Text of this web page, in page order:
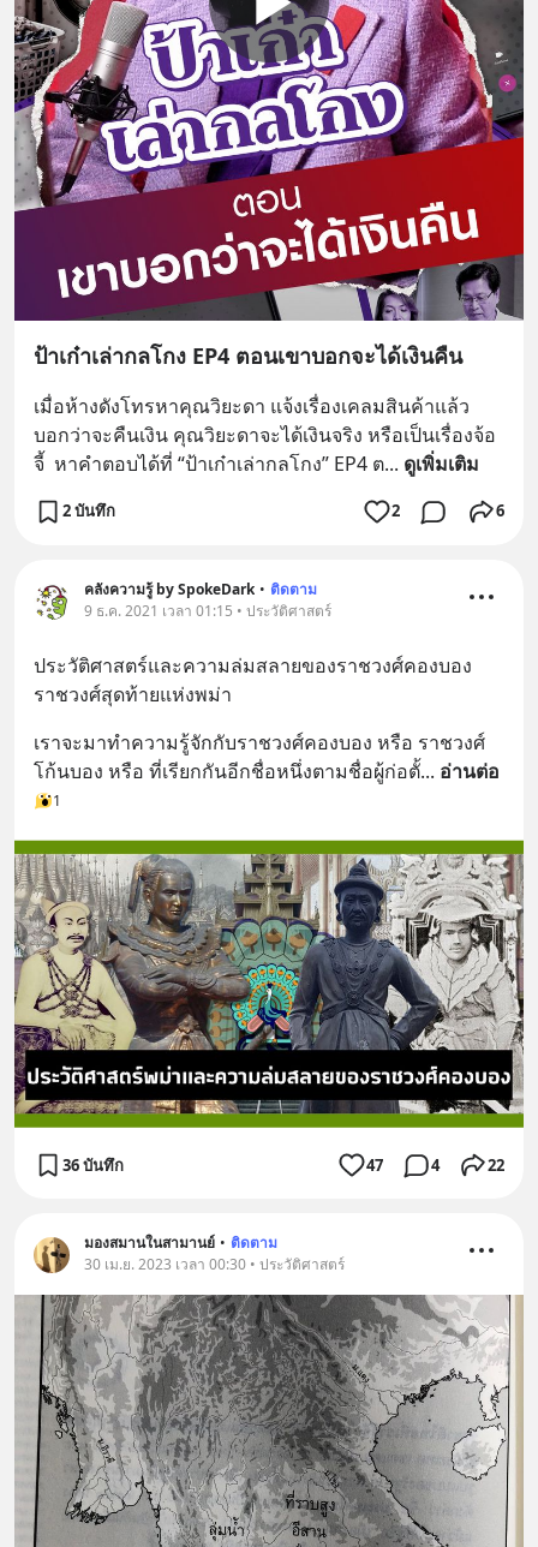
ป้าเก๋าเล่ากลโกง EP4 ตอนเขาบอกจะได้เงินคืน
เมื่อห้างดังโทรหาคุณวิยะดา แจ้งเรื่องเคลมสินค้าแล้ว
บอกว่าจะคืนเงิน คุณวิยะดาจะได้เงินจริง หรือเป็นเรื่องจ้อ
จี้  หาคำตอบได้ที่ “ป้าเก๋าเล่ากลโกง” EP4 ต... ดูเพิ่มเติม
2 บันทึก 2 6
คลังความรู้ by SpokeDark • ติดตาม
9 ธ.ค. 2021 เวลา 01:15 • ประวัติศาสตร์
ประวัติศาสตร์และความล่มสลายของราชวงศ์คองบอง
ราชวงศ์สุดท้ายแห่งพม่า
เราจะมาทำความรู้จักกับราชวงศ์คองบอง หรือ ราชวงศ์
โก้นบอง หรือ ที่เรียกกันอีกชื่อหนึ่งตามชื่อผู้ก่อตั้... อ่านต่อ
1
36 บันทึก 47 4 22
มองสมานในสามานย์ • ติดตาม
30 เม.ย. 2023 เวลา 00:30 • ประวัติศาสตร์